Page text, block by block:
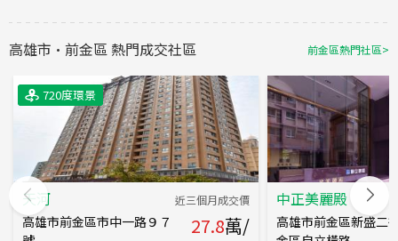
高雄市 · 前金區 熱門成交社區 前金區熱門社區>
天河 近三個月成交價
高雄市前金區市中一路９７
27.8萬/
720度環景
中正美麗殿
高雄市前金區新盛二
720度環景
720度環景